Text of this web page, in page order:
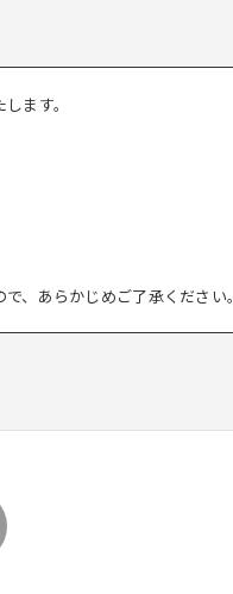
ます。
、あらかじめご了承ください。